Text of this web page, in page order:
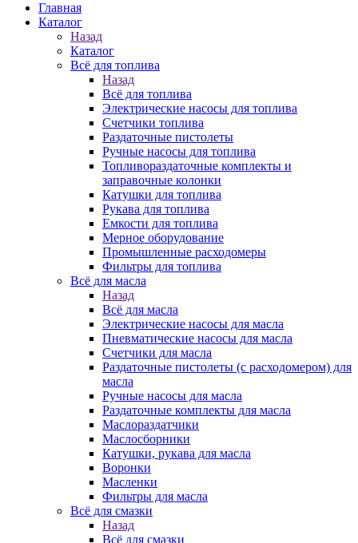
Главная
Каталог
Назад
Каталог
Всё для топлива
Назад
Всё для топлива
Электрические насосы для топлива
Счетчики топлива
Раздаточные пистолеты
Ручные насосы для топлива
Топливораздаточные комплекты и
заправочные колонки
Катушки для топлива
Рукава для топлива
Емкости для топлива
Мерное оборудование
Промышленные расходомеры
Фильтры для топлива
Всё для масла
Назад
Всё для масла
Электрические насосы для масла
Пневматические насосы для масла
Счетчики для масла
Раздаточные пистолеты (с расходомером) для
масла
Ручные насосы для масла
Раздаточные комплекты для масла
Маслораздатчики
Маслосборники
Катушки, рукава для масла
Воронки
Масленки
Фильтры для масла
Всё для смазки
Назад
Всё для смазки